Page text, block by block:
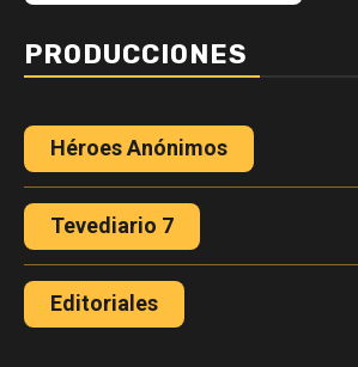
PRODUCCIONES
Héroes Anónimos
Tevediario 7
Editoriales